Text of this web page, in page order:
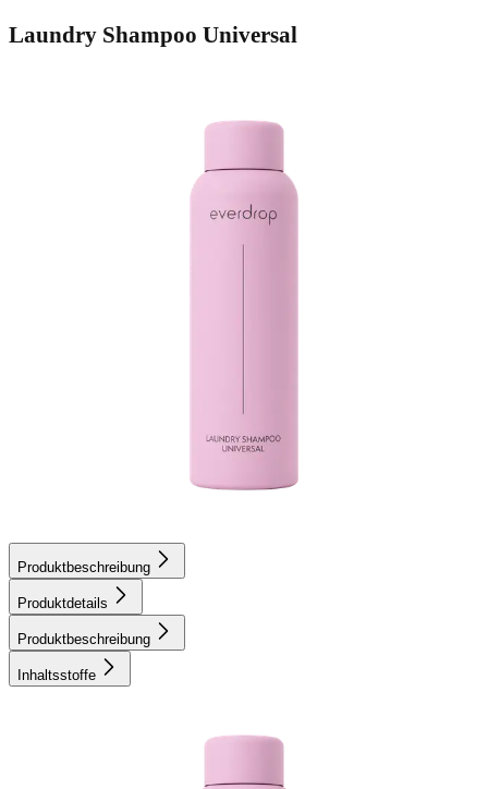
Laundry Shampoo Universal
Produktbeschreibung
Produktdetails
Produktbeschreibung
Inhaltsstoffe